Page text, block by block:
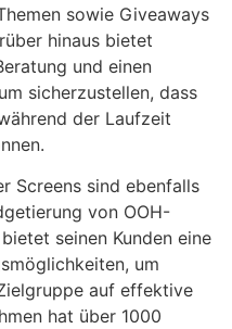
sowie Giveaways
hinaus bietet
und einen
sicherzustellen, dass
der Laufzeit
Screens sind ebenfalls
von OOH-
seinen Kunden eine
um
auf effektive
hat über 1000